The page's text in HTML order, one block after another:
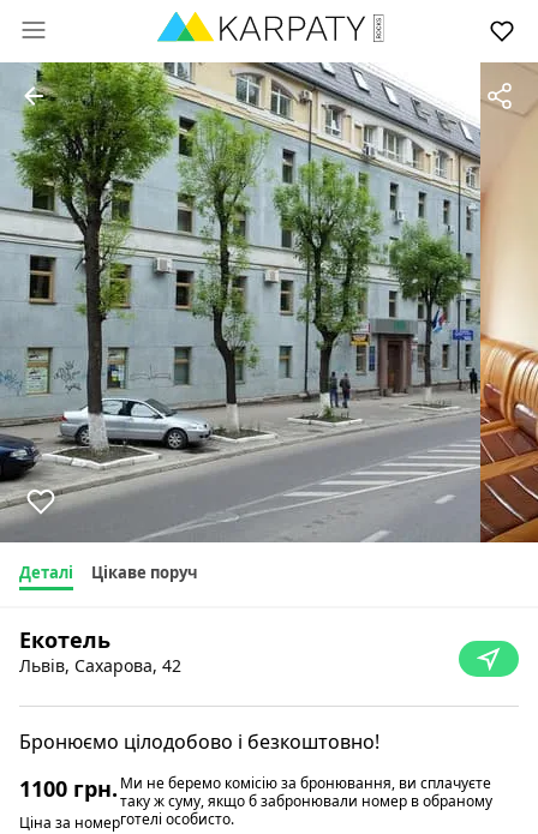
Деталі Цікаве поруч
Екотель
Львів, Сахарова, 42
Бронюємо цілодобово і безкоштовно!
1100 грн.
Ціна за номер
Ми не беремо комісію за бронювання, ви сплачуєте
таку ж суму, якщо б забронювали номер в обраному
готелі особисто.